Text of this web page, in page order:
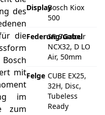
des
die
mit
im
zum
DisplayBosch Kiox
500
Federung/Gabel
SR Suntour
NCX32, D LO
Air, 50mm
Felge CUBE EX25,
32H, Disc,
Tubeless
Ready